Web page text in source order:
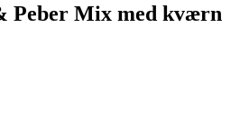
Peber Mix med kværn